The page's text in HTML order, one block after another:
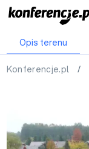
Opis terenu
Konferencje.pl /